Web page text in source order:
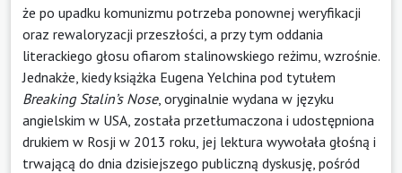
że po upadku komunizmu potrzeba ponownej weryfikacji
oraz rewaloryzacji przeszłości, a przy tym oddania
literackiego głosu ofiarom stalinowskiego reżimu, wzrośnie.
Jednakże, kiedy książka Eugena Yelchina pod tytułem
Breaking Stalin’s Nose, oryginalnie wydana w języku
angielskim w USA, została przetłumaczona i udostępniona
drukiem w Rosji w 2013 roku, jej lektura wywołała głośną i
trwającą do dnia dzisiejszego publiczną dyskusję, pośród